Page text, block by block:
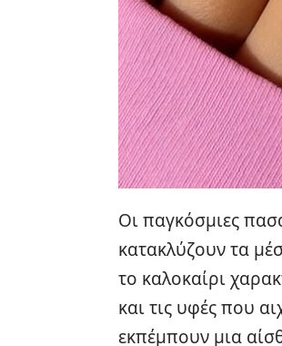
Οι παγκόσμιες
κατακλύζουν τα
το καλοκαίρι
και τις υφές που
εκπέμπουν μια